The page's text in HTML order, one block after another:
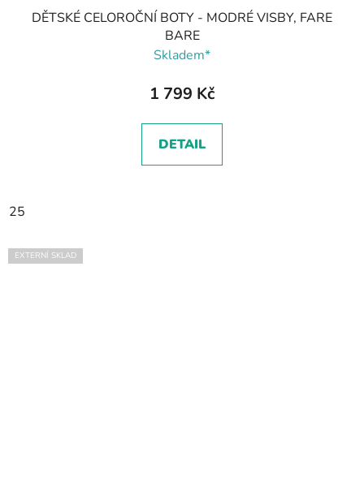
DĚTSKÉ CELOROČNÍ BOTY - MODRÉ VISBY, FARE
BARE
Skladem*
1 799 Kč
DETAIL
25
EXTERNÍ SKLAD